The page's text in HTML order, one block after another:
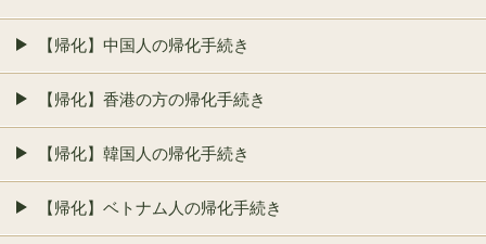
【帰化】中国人の帰化手続き
【帰化】香港の方の帰化手続き
【帰化】韓国人の帰化手続き
【帰化】ベトナム人の帰化手続き